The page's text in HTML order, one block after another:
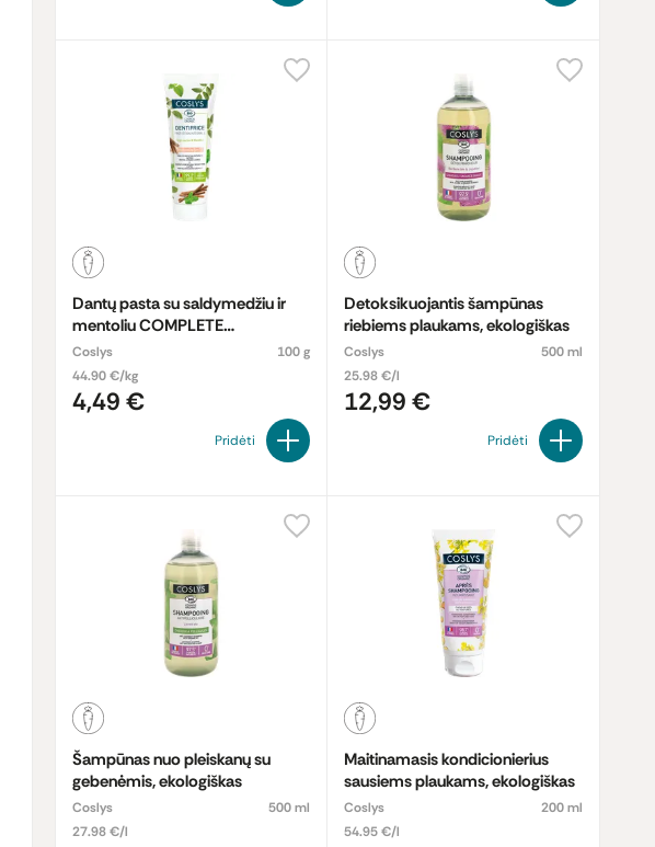
Dantų pasta su saldymedžiu ir
mentoliu COMPLETE
PROTECTION, ekologiška
Coslys
100 g
44.90 €/kg
4,49 €
Pridėti
Detoksikuojantis šampūnas
riebiems plaukams, ekologiškas
Coslys
500 ml
25.98 €/l
12,99 €
Pridėti
Šampūnas nuo pleiskanų su
gebenėmis, ekologiškas
Coslys
500 ml
27.98 €/l
Maitinamasis kondicionierius
sausiems plaukams, ekologiškas
Coslys
200 ml
54.95 €/l